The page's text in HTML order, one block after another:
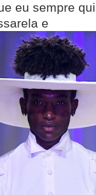
eu sempre
e